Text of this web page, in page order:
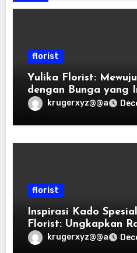
florist
Yulika Florist:
dengan Bunga yang
krugerxyz@@a
florist
Inspirasi Kado
Florist: Ungkapkan
krugerxyz@@a